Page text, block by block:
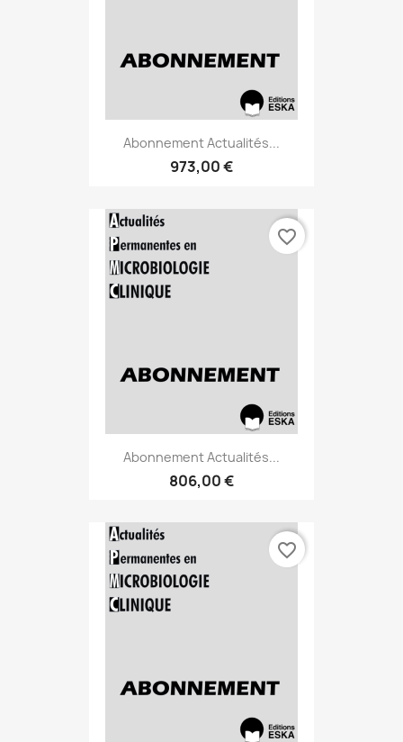
Abonnement Actualités...
973,00 €
Abonnement Actualités...
806,00 €
favorite_border
favorite_border